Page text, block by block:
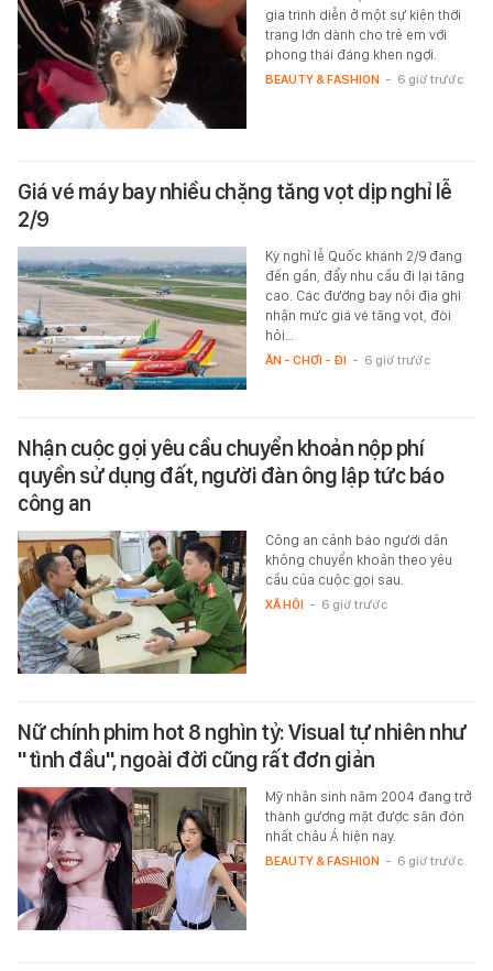
gia trình diễn ở một sự kiện thời
trang lớn dành cho trẻ em với
phong thái đáng khen ngợi.
BEAUTY & FASHION - 6 giờ trước
Giá vé máy bay nhiều chặng tăng vọt dịp nghỉ lễ
2/9
Kỳ nghỉ lễ Quốc khánh 2/9 đang
đến gần, đẩy nhu cầu đi lại tăng
cao. Các đường bay nội địa ghi
nhận mức giá vé tăng vọt, đòi
hỏi…
ĂN - CHƠI - ĐI - 6 giờ trước
Nhận cuộc gọi yêu cầu chuyển khoản nộp phí
quyền sử dụng đất, người đàn ông lập tức báo
công an
Công an cảnh báo người dân
không chuyển khoản theo yêu
cầu của cuộc gọi sau.
XÃ HỘI - 6 giờ trước
Nữ chính phim hot 8 nghìn tỷ: Visual tự nhiên như
"tình đầu", ngoài đời cũng rất đơn giản
Mỹ nhân sinh năm 2004 đang trở
thành gương mặt được săn đón
nhất châu Á hiện nay.
BEAUTY & FASHION - 6 giờ trước